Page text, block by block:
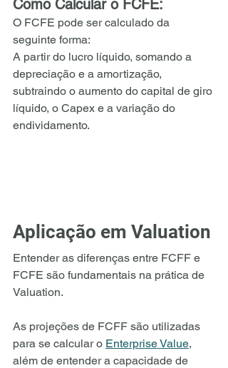
Como Calcular o FCFE:
O FCFE pode ser calculado da
seguinte forma:
A partir do lucro líquido, somando a
depreciação e a amortização,
subtraindo o aumento do capital de giro
líquido, o Capex e a variação do
endividamento.
Aplicação em Valuation
Entender as diferenças entre FCFF e
FCFE são fundamentais na prática de
Valuation.
As projeções de FCFF são utilizadas
para se calcular o Enterprise Value,
além de entender a capacidade de